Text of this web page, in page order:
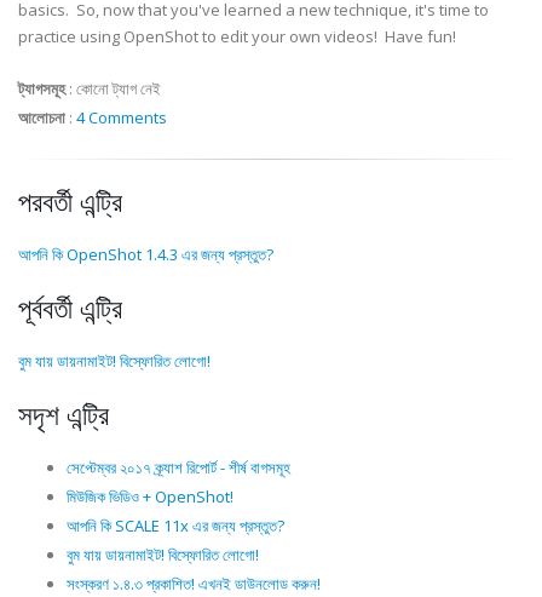
basics. So, now that you've learned a new technique, it's time to
practice using OpenShot to edit your own videos! Have fun!
ট্যাগসমূহ: কোনো ট্যাগ নেই
আলোচনা : 4 Comments
পরবর্তী এন্ট্রি
আপনি কি OpenShot 1.4.3 এর জন্য প্রস্তুত?
পূর্ববর্তী এন্ট্রি
বুম যায় ডায়নামাইট! বিস্ফোরিত লোগো!
সদৃশ এন্ট্রি
সেপ্টেম্বর ২০১৭ ক্র্যাশ রিপোর্ট - শীর্ষ বাগসমূহ
মিউজিক ভিডিও + OpenShot!
আপনি কি SCALE 11x এর জন্য প্রস্তুত?
বুম যায় ডায়নামাইট! বিস্ফোরিত লোগো!
সংস্করণ ১.৪.৩ প্রকাশিত! এখনই ডাউনলোড করুন!